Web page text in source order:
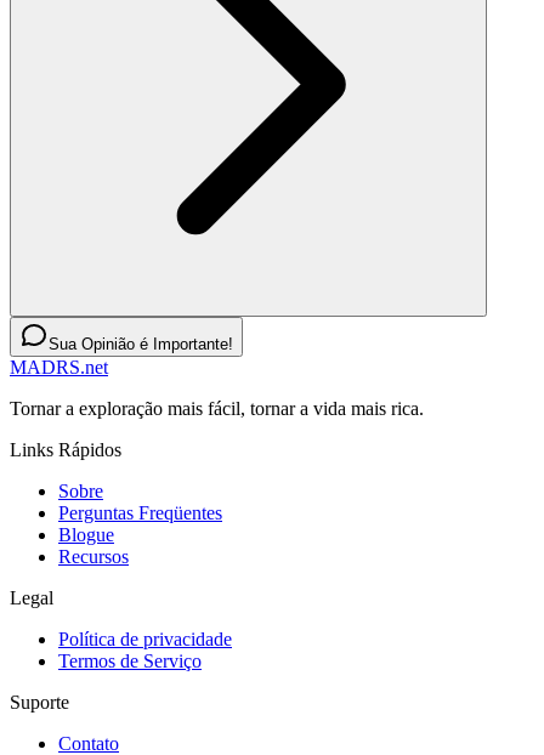
Sua Opinião é Importante!
MADRS.net
Tornar a exploração mais fácil, tornar a vida mais rica.
Links Rápidos
Sobre
Perguntas Freqüentes
Blogue
Recursos
Legal
Política de privacidade
Termos de Serviço
Suporte
Contato